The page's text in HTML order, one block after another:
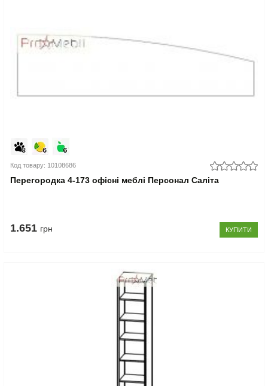
Код товару: 10108686
Перегородка 4-173 офісні меблі Персонал Саліта
1.651 грн КУПИТИ